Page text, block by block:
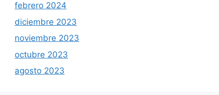
febrero 2024
diciembre 2023
noviembre 2023
octubre 2023
agosto 2023